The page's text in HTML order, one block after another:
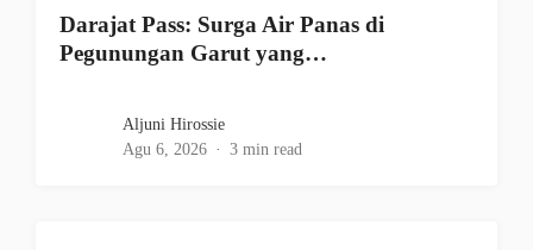
Darajat Pass: Surga Air Panas di
Pegunungan Garut yang…
Aljuni Hirossie
Agu 6, 2026
3 min read